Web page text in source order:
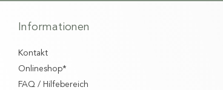
Informationen
Kontakt
Onlineshop*
FAQ / Hilfebereich